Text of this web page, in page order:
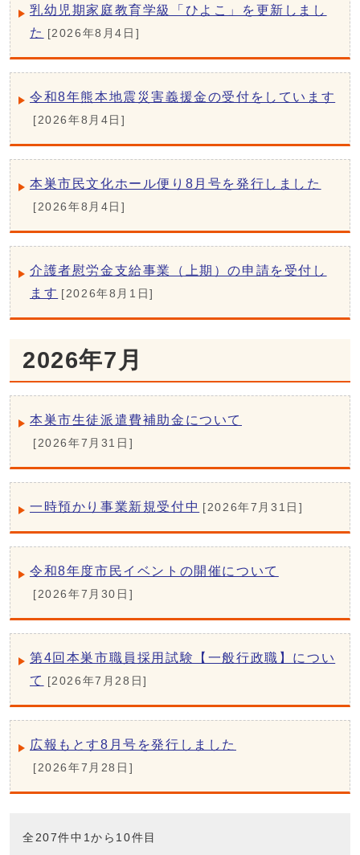
乳幼児期家庭教育学級「ひよこ」を更新しまし
た [2026年8月4日]
令和8年熊本地震災害義援金の受付をしています
[2026年8月4日]
本巣市民文化ホール便り8月号を発行しました
[2026年8月4日]
介護者慰労金支給事業（上期）の申請を受付し
ます [2026年8月1日]
2026年7月
本巣市生徒派遣費補助金について
[2026年7月31日]
一時預かり事業新規受付中 [2026年7月31日]
令和8年度市民イベントの開催について
[2026年7月30日]
第4回本巣市職員採用試験【一般行政職】につい
て [2026年7月28日]
広報もとす8月号を発行しました
[2026年7月28日]
全207件中1から10件目